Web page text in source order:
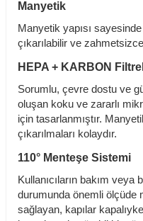
Manyetik
Manyetik yapısı
çıkarılabilir ve
HEPA + KARBON
Sorumlu, çevre dostu ve
oluşan koku ve zararlı
için tasarlanmıştır.
çıkarılmaları kolaydır.
110° Menteşe Sistemi
Kullanıcıların bakım
durumunda önemli ölçüde
sağlayan, kapılar